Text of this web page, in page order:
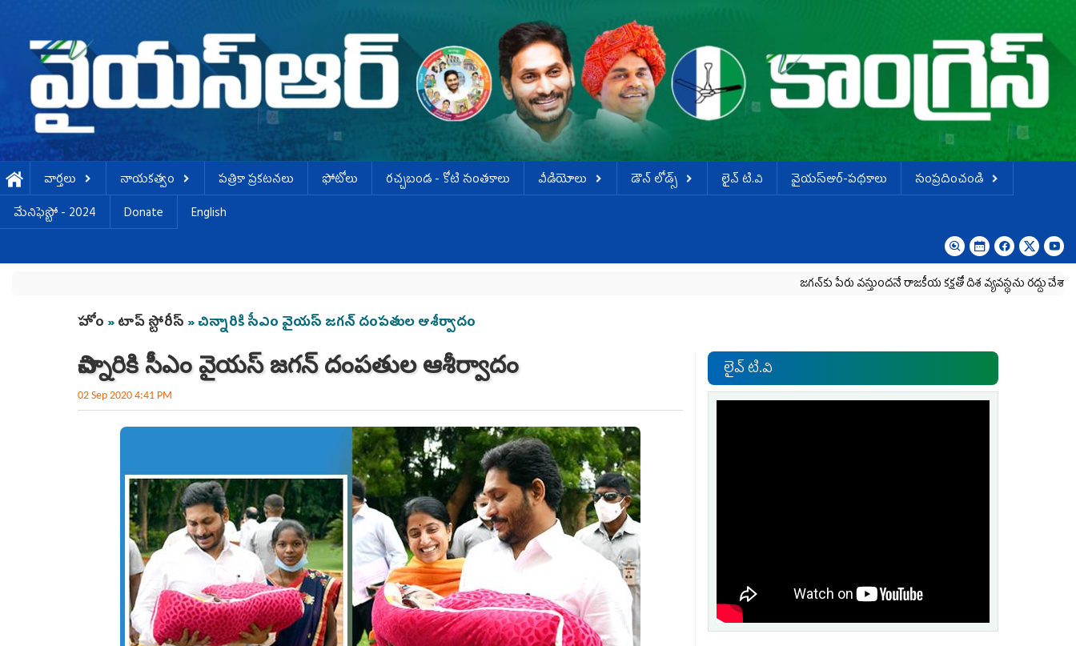
వార్తలు నాయకత్వం పత్రికా ప్రకటనలు ఫోటోలు ర‌చ్చ‌బండ‌ - కోటి సంత‌కాలు వీడియోలు డౌన్ లోడ్స్ లైవ్ టి.వి వైయస్ఆర్-పథకాలు
సంప్రదించండి
మేనిఫెస్టో - 2024
Donate English
జగన్‌కు పేరు వస్తుందనే రాజకీయ కక్షతో దిశ వ్య‌వ‌స్థ‌ను రద్దు చేశారు
You are here
హోం »టాప్ స్టోరీస్ » చిన్నారికి సీఎం వైయ‌స్ జగన్‌ దంపతుల ఆశీర్వాదం
చిన్నారికి సీఎం వైయ‌స్ జగన్‌ దంపతుల ఆశీర్వాదం
02 Sep 2020 4:41 PM
లైవ్ టి.వి